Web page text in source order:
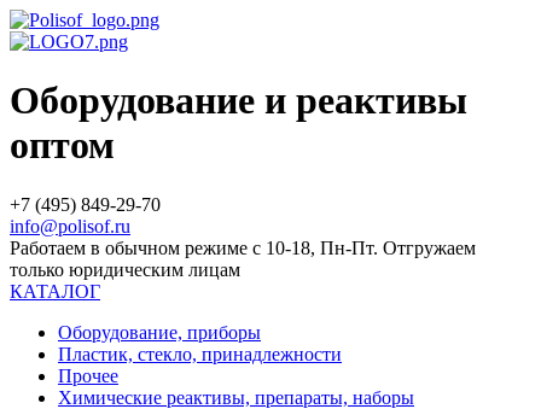
Оборудование и реактивы
оптом
+7 (495) 849-29-70
info@polisof.ru
Работаем в обычном режиме с 10-18, Пн-Пт. Отгружаем
только юридическим лицам
КАТАЛОГ
Оборудование, приборы
Пластик, стекло, принадлежности
Прочее
Химические реактивы, препараты, наборы